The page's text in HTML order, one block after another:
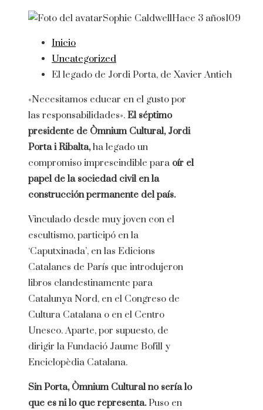
Sophie CaldwellHace 3 años109
Inicio
Uncategorized
El legado de Jordi Porta, de Xavier Antich
«Necesitamos educar en el gusto por
las responsabilidades». El séptimo
presidente de Òmnium Cultural, Jordi
Porta i Ribalta,ha legado un
compromiso imprescindible para oír el
papel de la sociedad civil en la
construcción permanente del país.
Vinculado desde muy joven con el
escultismo, participó en la
‘Caputxinada’, en las Edicions
Catalanes de París que introdujeron
libros clandestinamente para
Catalunya Nord, en el Congreso de
Cultura Catalana o en el Centro
Unesco. Aparte, por supuesto, de
dirigir la Fundació Jaume Bofill y
Enciclopèdia Catalana.
Sin Porta, Òmnium Cultural no sería lo
que es ni lo que representa.Puso en